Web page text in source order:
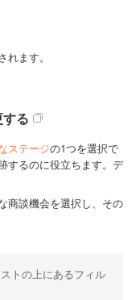
れます。
る
ステージの1つを選択で
するのに役立ちます。デ
商談機会を選択し、その
トの上にあるフィル